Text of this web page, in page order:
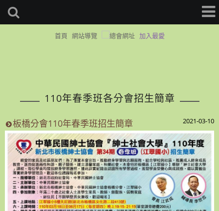
首頁 網站導覽 加入最愛
110年春季班各分會招生簡章
2021-03-10
板橋分會110年春季班招生簡章